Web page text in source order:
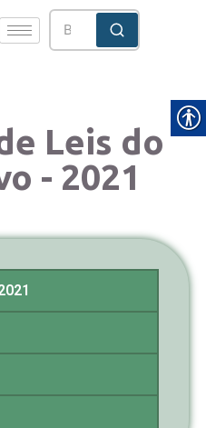
Leis do
- 2021